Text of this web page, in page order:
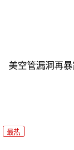
美空管漏洞再
最热